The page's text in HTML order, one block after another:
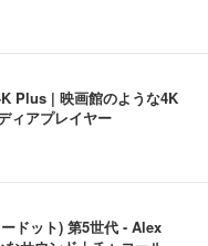
Plus | 映画館のような4K
ィアプレイヤー
ドット) 第5世代 - Alex